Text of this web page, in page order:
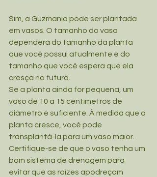
Sim, a Guzmania pode ser plantada
em vasos. O tamanho do vaso
dependerá do tamanho da planta
que você possui atualmente e do
tamanho que você espera que ela
cresça no futuro.
Se a planta ainda for pequena, um
vaso de 10 a 15 centímetros de
diâmetro é suficiente. À medida que a
planta cresce, você pode
transplantá-la para um vaso maior.
Certifique-se de que o vaso tenha um
bom sistema de drenagem para
evitar que as raízes apodreçam